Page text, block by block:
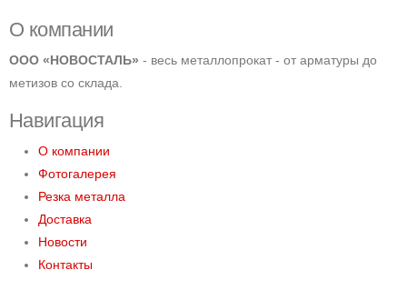
О компании
ООО «НОВОСТАЛЬ» - весь металлопрокат - от арматуры до
метизов со склада.
Навигация
О компании
Фотогалерея
Резка металла
Доставка
Новости
Контакты